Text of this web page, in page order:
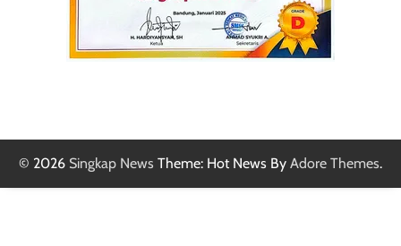
© 2026 Singkap News Theme: Hot News By Adore Themes.